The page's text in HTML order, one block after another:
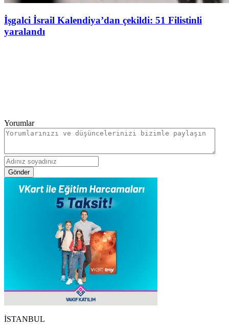
İşgalci İsrail Kalendiya’dan çekildi: 51 Filistinli
yaralandı
Yorumlar
Gönder
İSTANBUL